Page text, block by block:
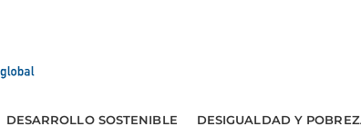
DESARROLLO SOSTENIBLE DESIGUALDAD Y